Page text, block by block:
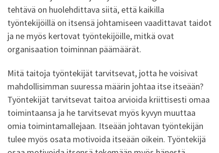
tehtävä on huolehdittava siitä, että kaikilla
työntekijöillä on itsensä johtamiseen vaadittavat taidot
ja ne myös kertovat työntekijöille, mitkä ovat
organisaation toiminnan päämäärät.
Mitä taitoja työntekijät tarvitsevat, jotta he voisivat
mahdollisimman suuressa määrin johtaa itse itseään?
Työntekijät tarvitsevat taitoa arvioida kriittisesti omaa
toimintaansa ja he tarvitsevat myös kyvyn muuttaa
omia toimintamallejaan. Itseään johtavan työntekijän
tulee myös osata motivoida itseään oikein. Työntekijä